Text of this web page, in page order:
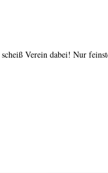
Verein dabei! Nur